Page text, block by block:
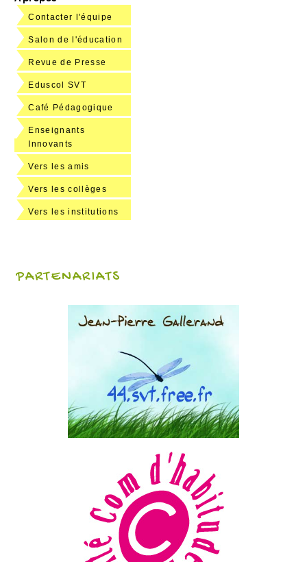
Contacter l'équipe
Salon de l'éducation
Revue de Presse
Eduscol SVT
Café Pédagogique
Enseignants
Innovants
Vers les amis
Vers les collèges
Vers les institutions
PARTENARIATS